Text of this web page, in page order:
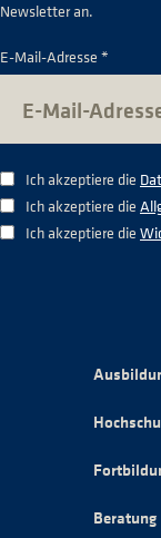
Newsletter an.
E-Mail-Adresse *
Ich akzeptiere die
Ich akzeptiere die
Ich akzeptiere die
Beratung